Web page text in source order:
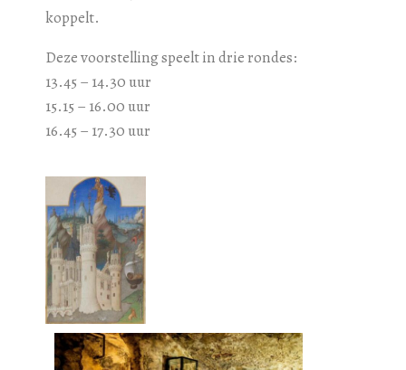
koppelt.
Deze voorstelling speelt in drie rondes:
13.45 – 14.30 uur
15.15 – 16.00 uur
16.45 – 17.30 uur